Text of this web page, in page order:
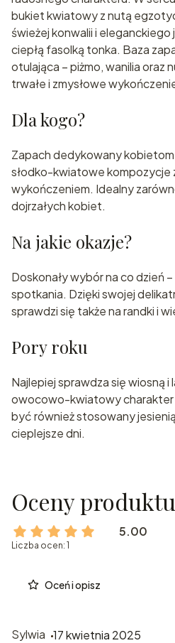
bukiet kwiatowy z nutą
świeżej konwalii i
ciepłą fasolką tonka. Baza
otulająca – piżmo, wanilia oraz
trwałe i zmysłowe
Dla kogo?
Zapach dedykowany
słodko-kwiatowe kompozycje
wykończeniem. Idealny
dojrzałych kobiet.
Na jakie okazje?
Doskonały wybór na co dzień
spotkania. Dzięki swojej
sprawdzi się także na randki i
Pory roku
Najlepiej sprawdza się wiosną i
owocowo-kwiatowy charakter
być również stosowany
cieplejsze dni.
Oceny produktu
5.00
Liczba ocen: 1
Oceń i opisz
Sylwia 17 kwietnia 2025